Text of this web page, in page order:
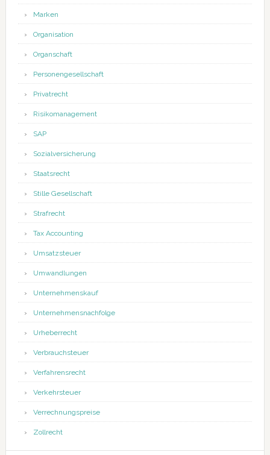
Marken
Organisation
Organschaft
Personengesellschaft
Privatrecht
Risikomanagement
SAP
Sozialversicherung
Staatsrecht
Stille Gesellschaft
Strafrecht
Tax Accounting
Umsatzsteuer
Umwandlungen
Unternehmenskauf
Unternehmensnachfolge
Urheberrecht
Verbrauchsteuer
Verfahrensrecht
Verkehrsteuer
Verrechnungspreise
Zollrecht